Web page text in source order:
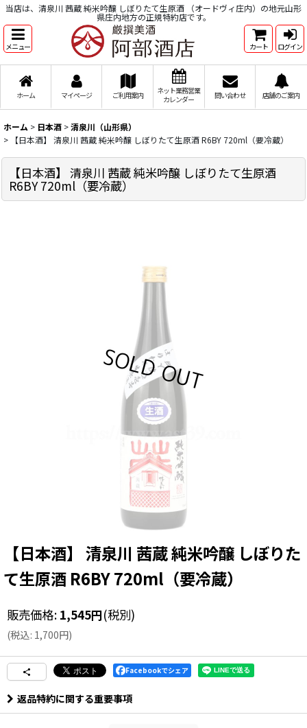
当店は、清泉川 茜蔵 純米吟醸 しぼりたて生原酒 （オードヴィ庄内）の地元山形
県庄内地方の正規特約店です。
メニュー カート ログイン
ホーム マイページ ご利用案内
ネット業務営業
カレンダー
問い合わせ 店舗のご案内
ホーム > 日本酒 >清泉川（山形県）
>
【日本酒】 清泉川 茜蔵 純米吟醸 しぼりたて生原酒 R6BY 720ml（要冷蔵）
【日本酒】 清泉川 茜蔵 純米吟醸 しぼりたて生原酒
R6BY 720ml（要冷蔵）
【日本酒】 清泉川 茜蔵 純米吟醸 しぼりた
て生原酒 R6BY 720ml（要冷蔵）
販売価格: 1,545円(税別)
(税込: 1,700円)
Facebookでシェア
返品特約に関する重要事項